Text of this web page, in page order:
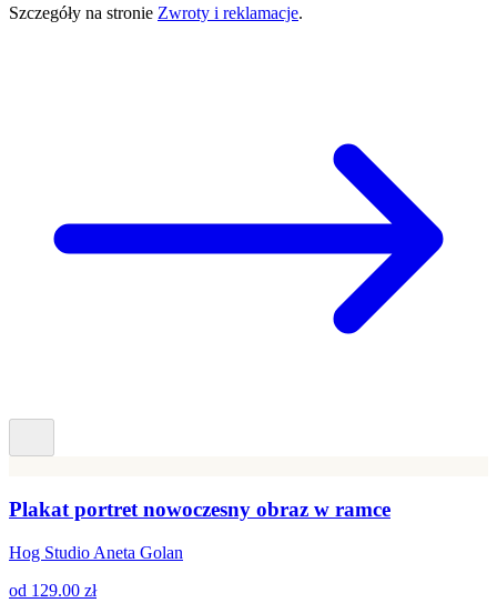
Szczegóły na stronie Zwroty i reklamacje.
Plakat portret nowoczesny obraz w ramce
Hog Studio Aneta Golan
od 129.00 zł